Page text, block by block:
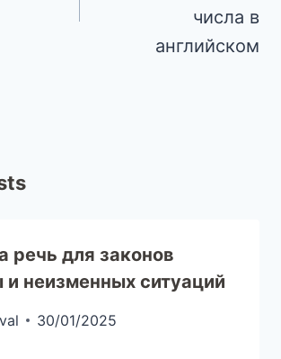
числа в
английском
речь для законов
неизменных ситуаций
30/01/2025